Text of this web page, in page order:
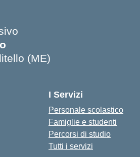
(ME)
I Servizi
Personale scolastico
Famiglie e studenti
Percorsi di studio
Tutti i servizi